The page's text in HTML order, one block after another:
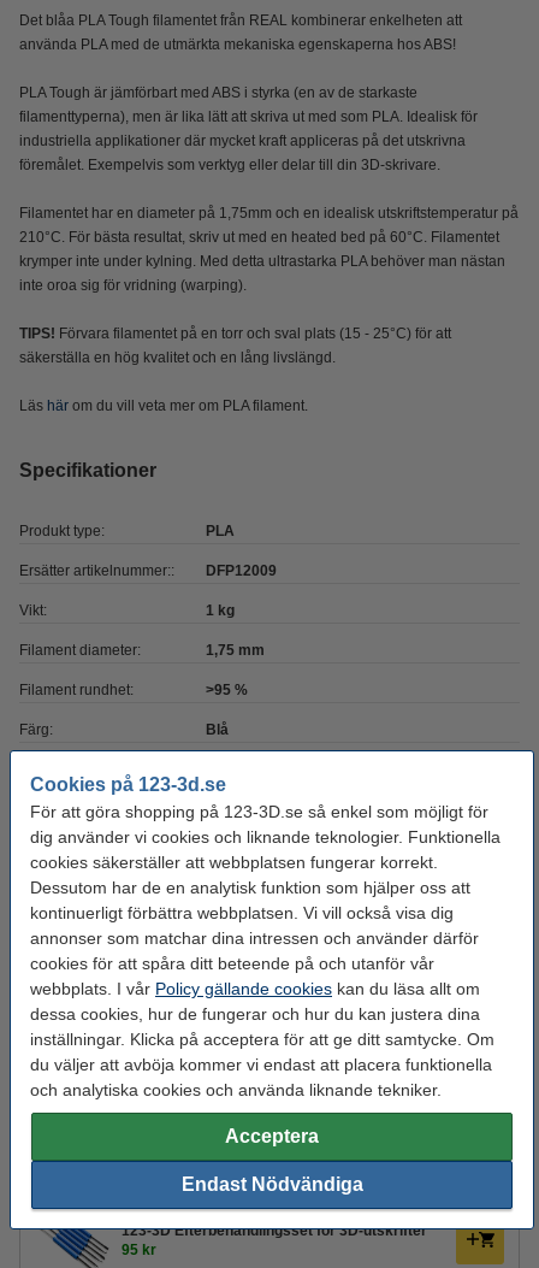
Cookies på 123-3d.se
För att göra shopping på 123-3D.se så enkel som möjligt för
dig använder vi cookies och liknande teknologier. Funktionella
cookies säkerställer att webbplatsen fungerar korrekt.
Dessutom har de en analytisk funktion som hjälper oss att
kontinuerligt förbättra webbplatsen. Vi vill också visa dig
annonser som matchar dina intressen och använder därför
cookies för att spåra ditt beteende på och utanför vår
webbplats. I vår Policy gällande cookies kan du läsa allt om
dessa cookies, hur de fungerar och hur du kan justera dina
inställningar. Klicka på acceptera för att ge ditt samtycke. Om
du väljer att avböja kommer vi endast att placera funktionella
och analytiska cookies och använda liknande tekniker.
Acceptera
Endast Nödvändiga
Det blåa PLA Tough filamentet från REAL kombinerar enkelheten att
använda PLA med de utmärkta mekaniska egenskaperna hos ABS!
PLA Tough är jämförbart med ABS i styrka (en av de starkaste
filamenttyperna), men är lika lätt att skriva ut med som PLA. Idealisk för
industriella applikationer där mycket kraft appliceras på det utskrivna
föremålet. Exempelvis som verktyg eller delar till din 3D-skrivare.
Filamentet har en diameter på 1,75mm och en idealisk utskriftstemperatur på
210°C. För bästa resultat, skriv ut med en heated bed på 60°C. Filamentet
krymper inte under kylning. Med detta ultrastarka PLA behöver man nästan
inte oroa sig för vridning (warping).
TIPS! Förvara filamentet på en torr och sval plats (15 - 25°C) för att
säkerställa en hög kvalitet och en lång livslängd.
Läs här om du vill veta mer om PLA filament.
Specifikationer
Produkt type: PLA
Ersätter artikelnummer:: DFP12009
Vikt: 1 kg
Filament diameter: 1,75 mm
Filament rundhet: >95 %
Färg: Blå
Material: PLA Tough
Max avvikelse:
Nozzle
temperaturområde:
190 - 220 °C
Spolens inre diameter: Ø 5,6 cm
Spolens ytterdiameter: Ø 20,0 cm
Varumärke: REAL
Produktkod: DFP02388
Glöm inte att beställa!
123-3D Efterbehandlingsset för 3D-utskrifter
95 kr